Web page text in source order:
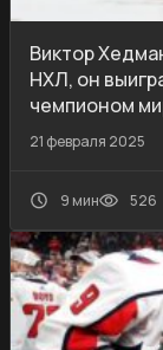
Виктор
НХЛ, он
чемпионом
21 февраля 2025
9 мин 526